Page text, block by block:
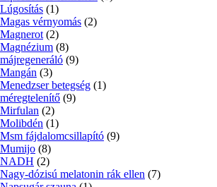
Lúgosítás (1)
Magas vérnyomás (2)
Magnerot (2)
Magnézium (8)
májregeneráló (9)
Mangán (3)
Menedzser betegség (1)
méregtelenítő (9)
Mirfulan (2)
Molibdén (1)
Msm fájdalomcsillapító (9)
Mumijo (8)
NADH (2)
Nagy-dózisú melatonin rák ellen (7)